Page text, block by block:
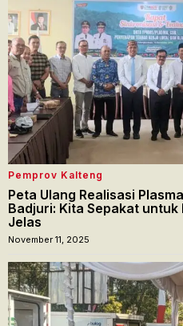
Pemprov Kalteng
Peta Ulang Realisasi
Badjuri: Kita Sepakat
Jelas
November 11, 2025